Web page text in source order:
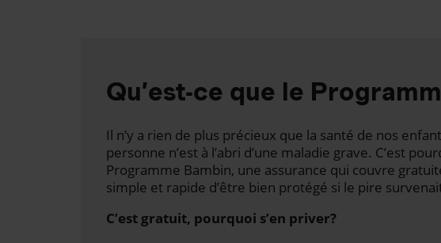
Qu’est-ce que le
Il n’y a rien de plus précieux que la santé de nos
personne n’est à l’abri d’une maladie grave. C’est
Programme Bambin, une assurance qui couvre
simple et rapide d’être bien protégé si le pire
C’est gratuit, pourquoi s’en priver?